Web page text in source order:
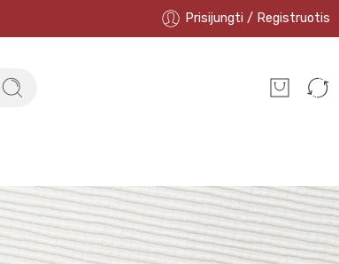
Prisijungti / Registruotis